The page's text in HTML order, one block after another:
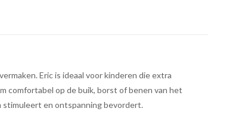
Eric is ideaal voor kinderen die extra
comfortabel op de buik, borst of benen van het
stimuleert en ontspanning bevordert.